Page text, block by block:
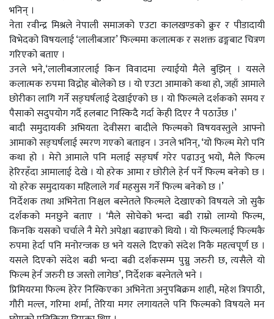
भनिन् ।
नेता रवीन्द्र मिश्रले नेपाली समाजको एउटा कालखण्डको क्रुर र पीडादायी
विभेदको विषयलाई ‘लालीबजार’ फिल्ममा कलात्मक र सशक्त ढङ्गबाट चित्रण
गरिएको बताए ।
उनले भने,‘लालीबजारलाई किन विवादमा ल्याईयो मैले बुझिन् । यसले
कलात्मक रुपमा विद्रोह बोलेको छ । यो एउटा आमाको कथा हो, जहाँ आमाले
छोरीका लागि गर्ने सङ्घर्षलाई देखाईएको छ । यो फिल्मले दर्शकको समय र
पैसाको सदुपयोग गर्दै हलबाट निस्किदै गर्दा केही दिएर नै पठाउँछ ।’
बादी समुदायकी अभियता देवीसरा बादीले फिल्मको विषयवस्तुले आफ्नो
आमाको सङ्घर्षलाई स्मरण गएको बताइन । उनले भनिन्, ‘यो फिल्म मेरो पनि
कथा हो । मेरो आमाले पनि मलाई सङ्घर्ष गरेर पढाउनु भयो, मैले फिल्म
हेरिरहँदा आमालाई देखे । यो हरेक आमा र छोरीले हेर्न पर्ने फिल्म बनेको छ ।
यो हरेक समुदायका महिलाले गर्व महसुस गर्ने फिल्म बनेको छ ।’
निर्देशक तथा अभिनेता निश्चल बस्नेतले फिल्मले देखाएको विषयले जो सुकै
दर्शकको मनछुने बताए । ‘मैले सोचेको भन्दा बढी राम्रो लाग्यो फिल्म,
किनकि यसको चर्चाले नै मेरो अपेक्षा बढाएको थियो । यो फिल्मलाई फिल्मकै
रुपमा हेर्दा पनि मनोरन्जक छ भने यसले दिएको संदेश निकै महत्वपूर्ण छ ।
यसले दिएको संदेश बढी भन्दा बढी दर्शकसम्म पुग्नु जरुरी छ, त्यसैले यो
फिल्म हेर्न जरुरी छ जस्तो लागेछ’, निर्देशक बस्नेतले भने ।
प्रिमियरमा फिल्म हेरेर निस्किएका अभिनेता अनुपबिक्रम शाही, महेश त्रिपाठी,
गौरी मल्ल, गरिमा शर्मा, तेरिया मगर लगायतले पनि फिल्मको विषयले मन